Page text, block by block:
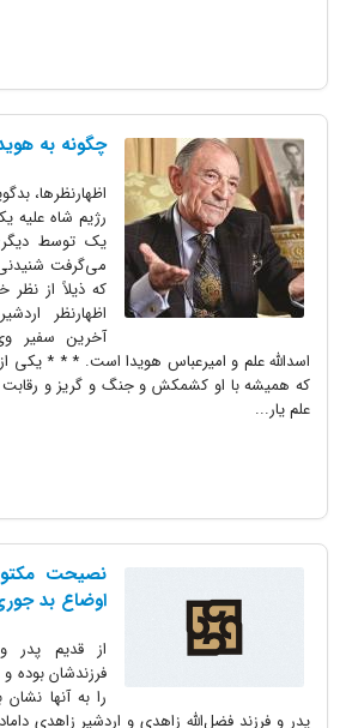
چگونه به
اظهارنظرها،
رژیم شاه علیه
یک توسط
می‌گرفت شنیدنی
که ذیلاً از نظر
اظهارنظر
آخرین سفیر وی
اسدالله علم و امیرعباس هویدا است. * * * یکی از
که همیشه با او کشمکش و جنگ و گریز و رقابت
علم یار...
نصیحت
اوضاع بد
از قدیم پدر و
فرزندشان بوده و
را به آنها نشان
پدر و فرزند فضل‌الله زاهدی و اردشیر زاهدی داماد